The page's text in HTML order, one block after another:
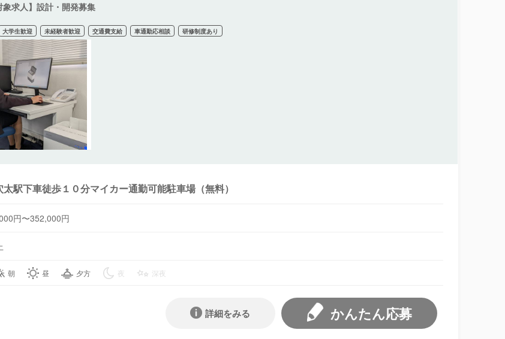
象求人】設計・開発募集
大学生歓迎 未経験者歓迎 交通費支給 車通勤応相談 研修制度あり
駅下車徒歩１０分マイカー通勤可能駐車場（無料）
円〜352,000円
朝 昼 夕方 夜 深夜
かんたん応募
詳細をみる